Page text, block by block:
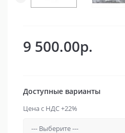
9 500.00р.
Доступные варианты
Цена с НДС +22%